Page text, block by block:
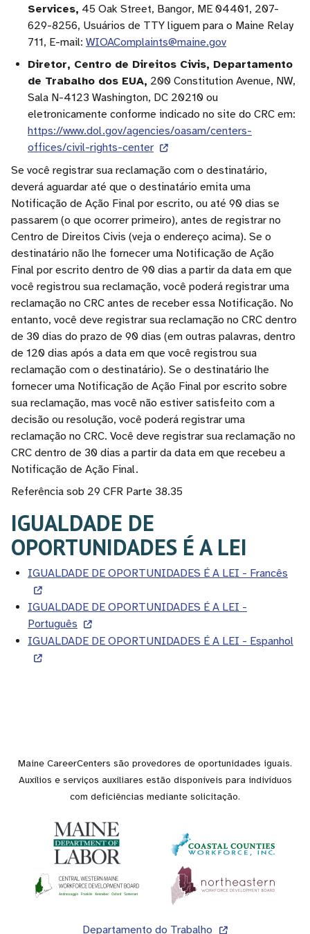
Services, 45 Oak Street, Bangor, ME 04401, 207-
629-8256, Usuários de TTY liguem para o Maine Relay
711, E-mail: WIOAComplaints@maine.gov
Diretor, Centro de Direitos Civis, Departamento
de Trabalho dos EUA, 200 Constitution Avenue, NW,
Sala N-4123 Washington, DC 20210 ou
eletronicamente conforme indicado no site do CRC em:
https://www.dol.gov/agencies/oasam/centers-
offices/civil-rights-center
Se você registrar sua reclamação com o destinatário,
deverá aguardar até que o destinatário emita uma
Notificação de Ação Final por escrito, ou até 90 dias se
passarem (o que ocorrer primeiro), antes de registrar no
Centro de Direitos Civis (veja o endereço acima). Se o
destinatário não lhe fornecer uma Notificação de Ação
Final por escrito dentro de 90 dias a partir da data em que
você registrou sua reclamação, você poderá registrar uma
reclamação no CRC antes de receber essa Notificação. No
entanto, você deve registrar sua reclamação no CRC dentro
de 30 dias do prazo de 90 dias (em outras palavras, dentro
de 120 dias após a data em que você registrou sua
reclamação com o destinatário). Se o destinatário lhe
fornecer uma Notificação de Ação Final por escrito sobre
sua reclamação, mas você não estiver satisfeito com a
decisão ou resolução, você poderá registrar uma
reclamação no CRC. Você deve registrar sua reclamação no
CRC dentro de 30 dias a partir da data em que recebeu a
Notificação de Ação Final.
Referência sob 29 CFR Parte 38.35
IGUALDADE DE
OPORTUNIDADES É A LEI
IGUALDADE DE OPORTUNIDADES É A LEI - Francês
IGUALDADE DE OPORTUNIDADES É A LEI -
Português
IGUALDADE DE OPORTUNIDADES É A LEI - Espanhol
Maine CareerCenters são provedores de oportunidades iguais.
Auxílios e serviços auxiliares estão disponíveis para indivíduos
com deficiências mediante solicitação.
Departamento do Trabalho